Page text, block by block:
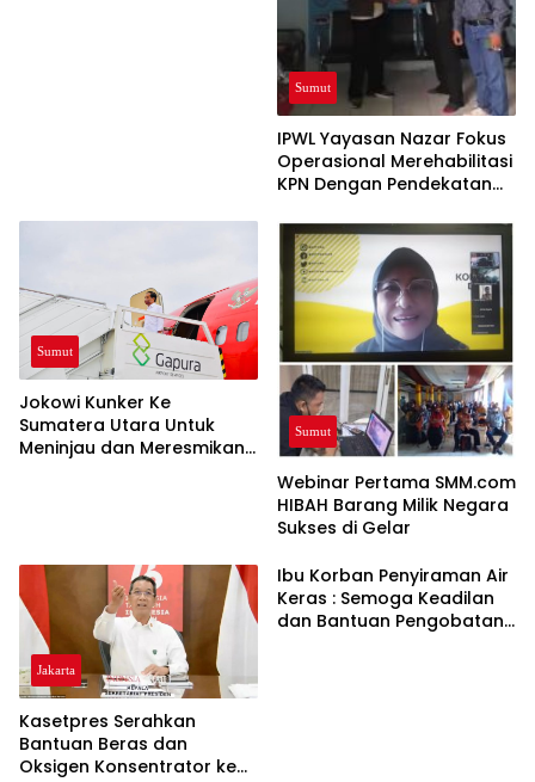
Sumut
IPWL Yayasan Nazar Fokus
Operasional Merehabilitasi
KPN Dengan Pendekatan
Sumut
Jokowi Kunker Ke
Sumatera Utara Untuk
Meninjau dan Meresmikan
Sumut
Webinar Pertama SMM.com
HIBAH Barang Milik Negara
Sukses di Gelar
Jakarta
Kasetpres Serahkan
Bantuan Beras dan
Oksigen Konsentrator ke
Ibu Korban Penyiraman Air
Keras : Semoga Keadilan
dan Bantuan Pengobatan